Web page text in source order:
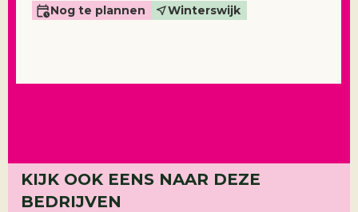
Nog te plannen Winterswijk
KIJK OOK EENS NAAR DEZE
BEDRIJVEN